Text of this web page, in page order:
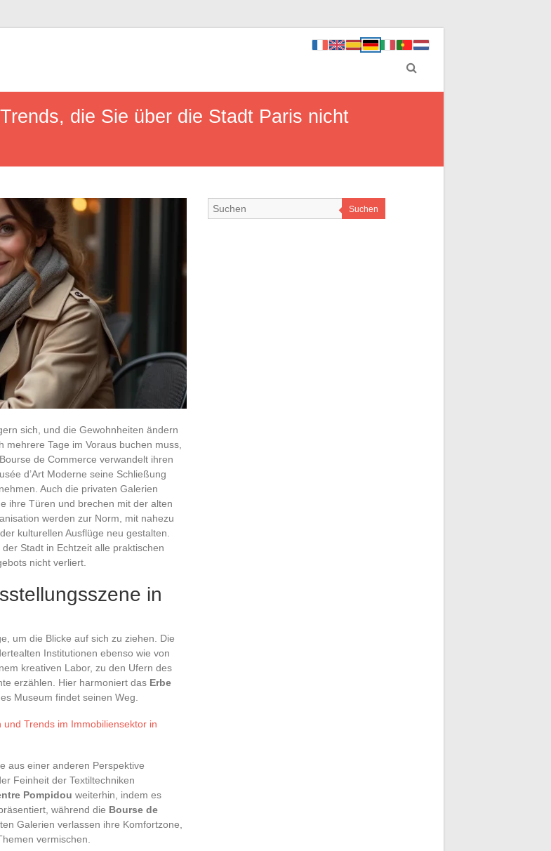
die Sie über die Stadt Paris nicht
sich, und die Gewohnheiten ändern
Tage im Voraus buchen muss,
de Commerce verwandelt ihren
d’Art Moderne seine Schließung
Auch die privaten Galerien
ihre Türen und brechen mit der alten
werden zur Norm, mit nahezu
kulturellen Ausflüge neu gestalten.
Stadt in Echtzeit alle praktischen
nicht verliert.
in
um die Blicke auf sich zu ziehen. Die
Institutionen ebenso wie von
kreativen Labor, zu den Ufern des
erzählen. Hier harmoniert das Erbe
Museum findet seinen Weg.
Trends im Immobiliensektor in
aus einer anderen Perspektive
Feinheit der Textiltechniken
Pompidou weiterhin, indem es
während die Bourse de
Galerien verlassen ihre Komfortzone,
vermischen.
Suchen